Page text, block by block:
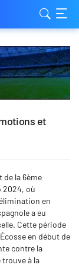
et
la 6ème
2024, où
élimination en
a eu
Cette période
en début de
contre la
trouve à la